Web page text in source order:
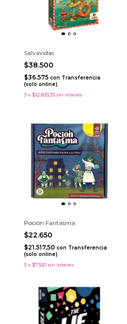
Salvavidas
$38.500
$36.575 con Transferencia
(solo online)
3 x $12.833,33 sin interés
Poción Fantasma
$22.650
$21.517,50 con Transferencia
(solo online)
3 x $7.550 sin interés